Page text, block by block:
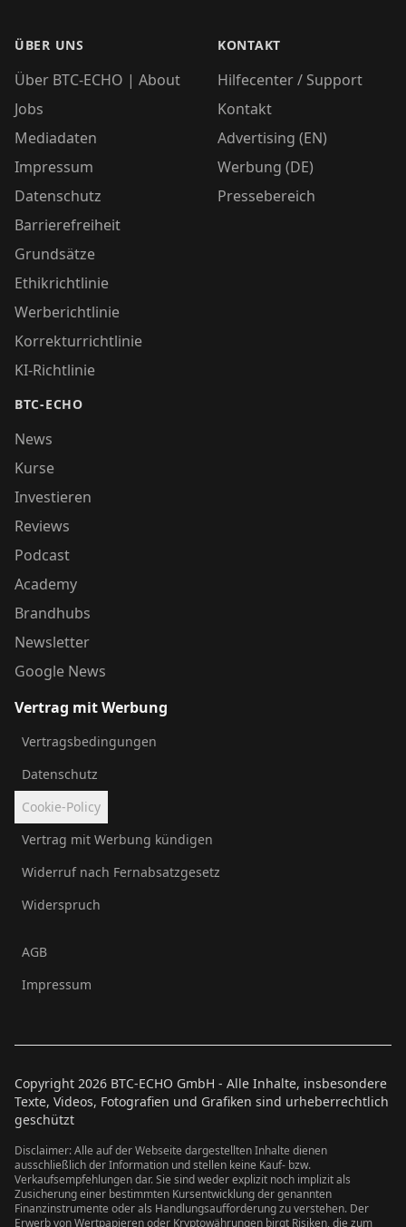
ÜBER UNS
Über BTC-ECHO | About
Jobs
Mediadaten
Impressum
Datenschutz
Barrierefreiheit
Grundsätze
Ethikrichtlinie
Werberichtlinie
Korrekturrichtlinie
KI-Richtlinie
BTC-ECHO
News
Kurse
Investieren
Reviews
Podcast
Academy
Brandhubs
Newsletter
Google News
KONTAKT
Hilfecenter / Support
Kontakt
Advertising (EN)
Werbung (DE)
Pressebereich
Vertrag mit Werbung
Vertragsbedingungen
Datenschutz
Cookie-Policy
Vertrag mit Werbung kündigen
Widerruf nach Fernabsatzgesetz
Widerspruch
AGB
Impressum
Copyright 2026 BTC-ECHO GmbH - Alle Inhalte, insbesondere
Texte, Videos, Fotografien und Grafiken sind urheberrechtlich
geschützt
Disclaimer: Alle auf der Webseite dargestellten Inhalte dienen
ausschließlich der Information und stellen keine Kauf- bzw.
Verkaufsempfehlungen dar. Sie sind weder explizit noch implizit als
Zusicherung einer bestimmten Kursentwicklung der genannten
Finanzinstrumente oder als Handlungsaufforderung zu verstehen. Der
Erwerb von Wertpapieren oder Kryptowährungen birgt Risiken, die zum